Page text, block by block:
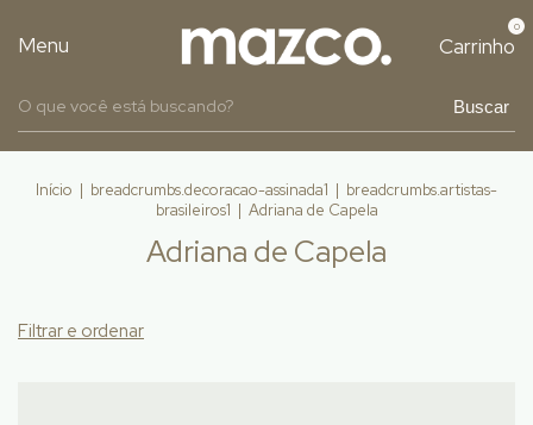
Menu Carrinho
0
Buscar
Início | breadcrumbs.decoracao-assinada1 | breadcrumbs.artistas-
brasileiros1 | Adriana de Capela
Adriana de Capela
Filtrar e ordenar